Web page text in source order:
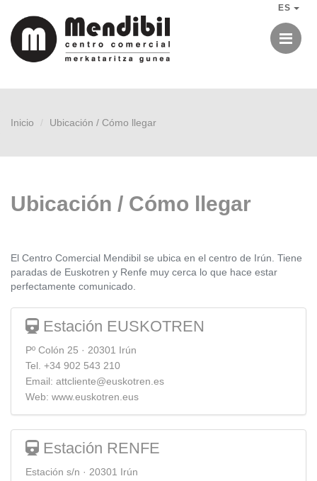
ES
Inicio Ubicación / Cómo llegar
Ubicación / Cómo llegar
El Centro Comercial Mendibil se ubica en el centro de Irún. Tiene
paradas de Euskotren y Renfe muy cerca lo que hace estar
perfectamente comunicado.
Estación EUSKOTREN
Pº Colón 25 · 20301 Irún
Tel. +34 902 543 210
Email: attcliente@euskotren.es
Web: www.euskotren.eus
Estación RENFE
Estación s/n · 20301 Irún